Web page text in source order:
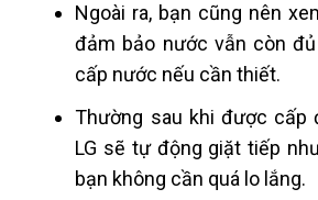
Ngoài ra, bạn cũng nên
đảm bảo nước vẫn còn
cấp nước nếu cần thiết.
Thường sau khi được cấp
LG sẽ tự động giặt tiếp
bạn không cần quá lo lắng.